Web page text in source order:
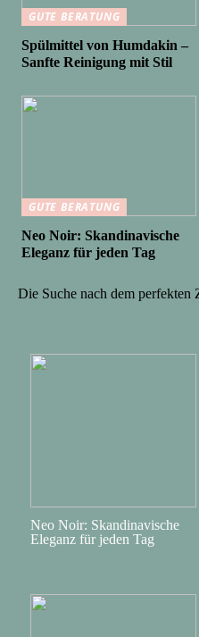
GUTE BERATUNG
Spülmittel von Humdakin –
Sanfte Reinigung mit Stil
GUTE BERATUNG
Neo Noir: Skandinavische
Eleganz für jeden Tag
Die Suche nach dem perfekten
Neo Noir: Skandinavische
Eleganz für jeden Tag